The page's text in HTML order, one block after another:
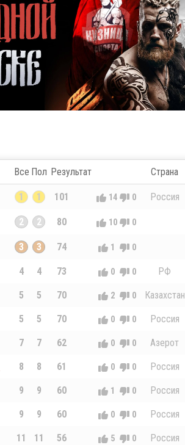
Все Пол Результат Страна
1 1 101 14 0 Россия
2 2 80 10 0
3 3 74 1 0
4 4 73 0 0 РФ
5 5 70 2 0 Казахстан
5 5 70 0 0 Россия
7 7 62 0 0 Азерот
8 8 61 0 0 Россия
9 9 60 1 0 Россия
9 9 60 0 0 Россия
11 11 56 5 0 Россия